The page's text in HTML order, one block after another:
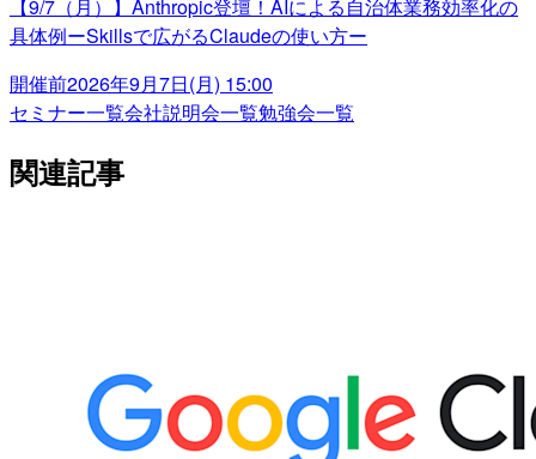
【9/7（月）】Anthropic登壇！AIによる自治体業務効率化の
具体例ーSkillsで広がるClaudeの使い方ー
開催前2026年9月7日(月) 15:00
セミナー一覧会社説明会一覧勉強会一覧
関連記事